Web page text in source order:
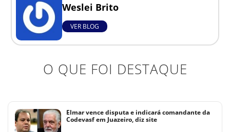
Weslei Brito
VER BLOG
O QUE FOI DESTAQUE
Elmar vence disputa e indicará comandante da
Codevasf em Juazeiro, diz site